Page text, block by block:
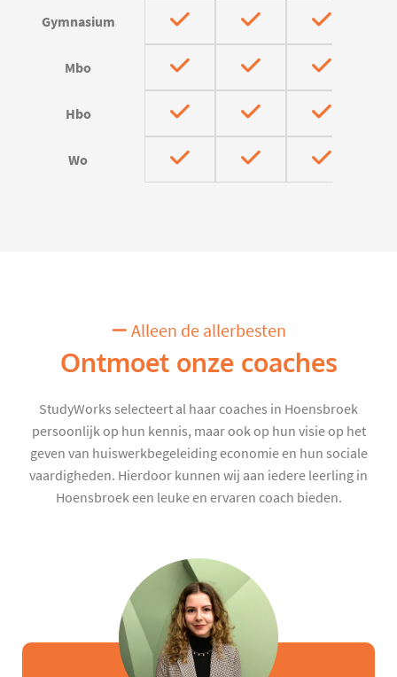
Gymnasium
Mbo
Hbo
Wo
Alleen de allerbesten
Ontmoet onze coaches
StudyWorks selecteert al haar coaches in Hoensbroek
persoonlijk op hun kennis, maar ook op hun visie op het
geven van huiswerkbegeleiding economie en hun sociale
vaardigheden. Hierdoor kunnen wij aan iedere leerling in
Hoensbroek een leuke en ervaren coach bieden.